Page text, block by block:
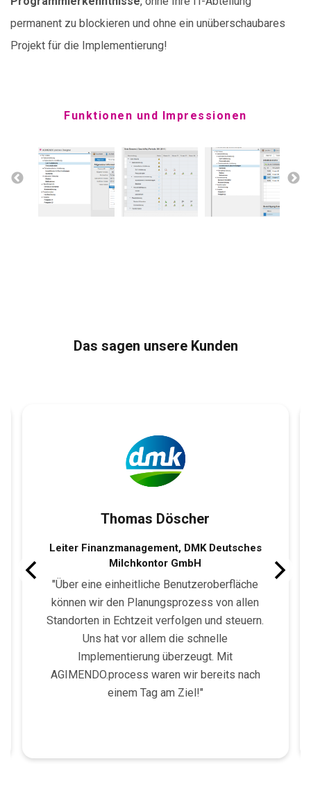
permanent zu blockieren und ohne ein unüberschaubares
Projekt für die Implementierung!
Funktionen und Impressionen
Das sagen unsere Kunden
Thomas Döscher
Leiter Finanzmanagement, DMK Deutsches
Milchkontor GmbH
"Über eine einheitliche Benutzeroberfläche
können wir den Planungsprozess von allen
Standorten in Echtzeit verfolgen und steuern.
Uns hat vor allem die schnelle
Implementierung überzeugt. Mit
AGIMENDO.process waren wir bereits nach
einem Tag am Ziel!"